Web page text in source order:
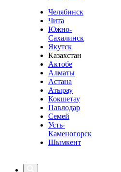
Челябинск
Чита
Южно-
Сахалинск
Якутск
Казахстан
Актобе
Алматы
Астана
Атырау
Кокшетау
Павлодар
Семей
Усть-
Каменогорск
Шымкент